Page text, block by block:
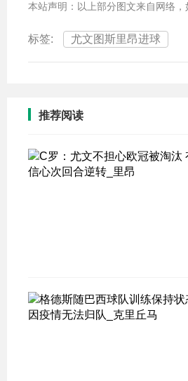
本站声明：以上部分图文来自网络
标签: 尤文图斯里昂进球
推荐阅读